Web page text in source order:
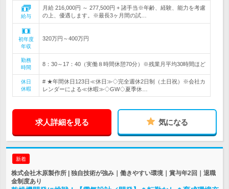
給与
月給 216,000円 ～ 277,500円 + 諸手当※年齢、経験、能力を考慮
の上、優遇します。※最長3ヶ月間の試…
初年度
年収
320万円～400万円
勤務
時間
8：30～17：40（実働８時間休憩70分）※残業月平均30時間ほど
休日
休暇
# ★年間休日123日≪休日≫◇完全週休2日制（土日祝）※会社カ
レンダーによる≪休暇≫◇GW◇夏季休…
求人詳細を見る 気になる
新着
株式会社木原製作所 | 独自技術が強み｜働きやすい環境｜賞与年2回｜退職
金制度あり